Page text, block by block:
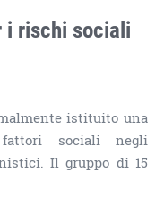
i rischi sociali
istituito una
sociali negli
Il gruppo di 15